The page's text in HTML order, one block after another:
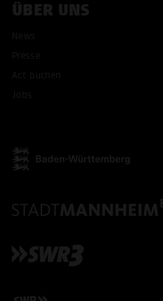
ÜBER UNS
News
Presse
Act buchen
Jobs